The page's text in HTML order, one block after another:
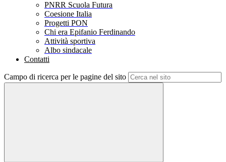
PNRR Scuola Futura
Coesione Italia
Progetti PON
Chi era Epifanio Ferdinando
Attività sportiva
Albo sindacale
Contatti
Campo di ricerca per le pagine del sito